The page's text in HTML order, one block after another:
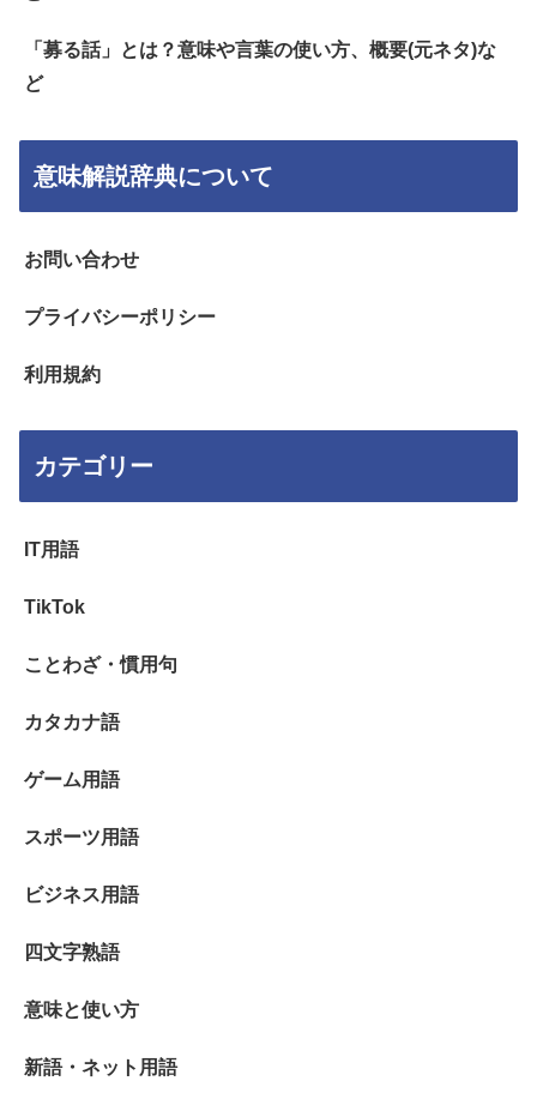
「募る話」とは？意味や言葉の使い方、概要(元ネタ)な
ど
意味解説辞典について
お問い合わせ
プライバシーポリシー
利用規約
カテゴリー
IT用語
TikTok
ことわざ・慣用句
カタカナ語
ゲーム用語
スポーツ用語
ビジネス用語
四文字熟語
意味と使い方
新語・ネット用語